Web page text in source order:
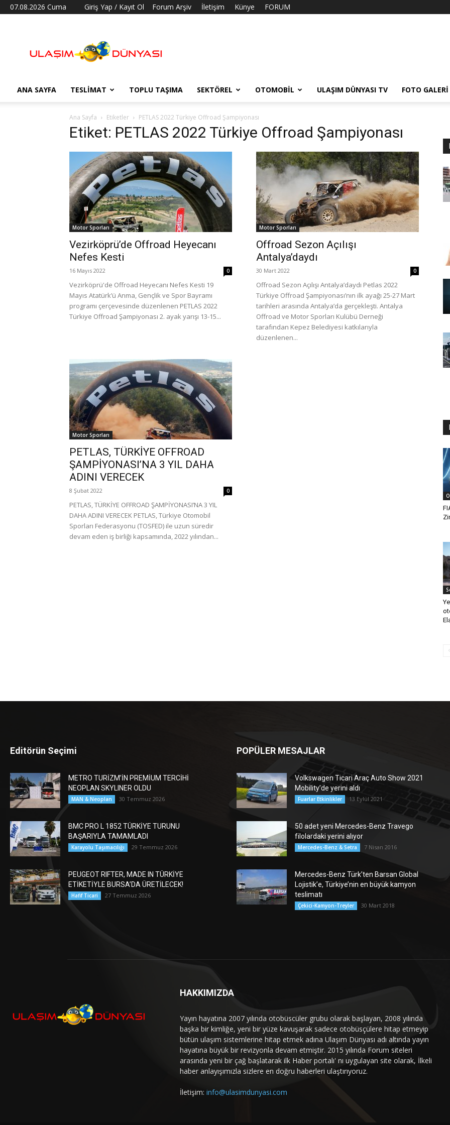
07.08.2026 Cuma Giriş Yap / Kayıt Ol Forum Arşiv İletişim Künye FORUM
Dünyası
ANA SAYFA TESLIMAT TOPLU TAŞIMA SEKTÖREL OTOMOBIL ULAŞIM DÜNYASI TV FOTO GALERI
Ana Sayfa Etiketler PETLAS 2022 Türkiye Offroad Şampiyonası
Etiket: PETLAS 2022 Türkiye Offroad Şampiyonası
Motor Sporları
Vezirköprü’de Offroad Heyecanı
Nefes Kesti
16 Mayıs 2022 0
Vezirköprü'de Offroad Heyecanı Nefes Kesti 19
Mayıs Atatürk’ü Anma, Gençlik ve Spor Bayramı
programı çerçevesinde düzenlenen PETLAS 2022
Türkiye Offroad Şampiyonası 2. ayak yarışı 13-15...
Motor Sporları
Offroad Sezon Açılışı
Antalya’daydı
30 Mart 2022 0
Offroad Sezon Açılışı Antalya’daydı Petlas 2022
Türkiye Offroad Şampiyonası’nın ilk ayağı 25-27 Mart
tarihleri arasında Antalya’da gerçekleşti. Antalya
Offroad ve Motor Sporları Kulübü Derneği
tarafından Kepez Belediyesi katkılarıyla
düzenlenen...
Motor Sporları
PETLAS, TÜRKİYE OFFROAD
ŞAMPİYONASI’NA 3 YIL DAHA
ADINI VERECEK
8 Şubat 2022 0
PETLAS, TÜRKİYE OFFROAD ŞAMPİYONASI’NA 3 YIL
DAHA ADINI VERECEK PETLAS, Türkiye Otomobil
Sporları Federasyonu (TOSFED) ile uzun süredir
devam eden iş birliği kapsamında, 2022 yılından...
Editörün Seçimi
METRO TURİZM’İN PREMİUM TERCİHİ
NEOPLAN SKYLINER OLDU
MAN & Neoplan 30 Temmuz 2026
BMC PRO L 1852 TÜRKİYE TURUNU
BAŞARIYLA TAMAMLADI
Karayolu Taşımacılığı 29 Temmuz 2026
PEUGEOT RIFTER, MADE IN TÜRKİYE
ETİKETİYLE BURSA’DA ÜRETİLECEK!
Hafif Ticari 27 Temmuz 2026
POPÜLER MESAJLAR
Volkswagen Ticari Araç Auto Show 2021
Mobility’de yerini aldı
Fuarlar Etkinlikler 13 Eylül 2021
50 adet yeni Mercedes-Benz Travego
filolardaki yerini alıyor
Mercedes-Benz & Setra 7 Nisan 2016
Mercedes-Benz Türk’ten Barsan Global
Lojistik’e, Türkiye’nin en büyük kamyon
teslimatı
Çekici-Kamyon-Treyler 30 Mart 2018
HAKKIMIZDA
Yayın hayatına 2007 yılında otobüscüler grubu olarak başlayan, 2008 yılında
başka bir kimliğe, yeni bir yüze kavuşarak sadece otobüsçülere hitap etmeyip
bütün ulaşım sistemlerine hitap etmek adına Ulaşım Dünyası adı altında yayın
hayatına büyük bir revizyonla devam etmiştir. 2015 yılında Forum siteleri
arasında yeni bir çağ başlatarak ilk Haber portalı' nı uygulayan site olarak, İlkeli
haber anlayışımızla sizlere en doğru haberleri ulaştırıyoruz.
İletişim: info@ulasimdunyasi.com